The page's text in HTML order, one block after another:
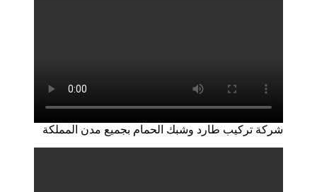
شركة تركيب طارد وشبك الحمام بجميع مدن المملكة